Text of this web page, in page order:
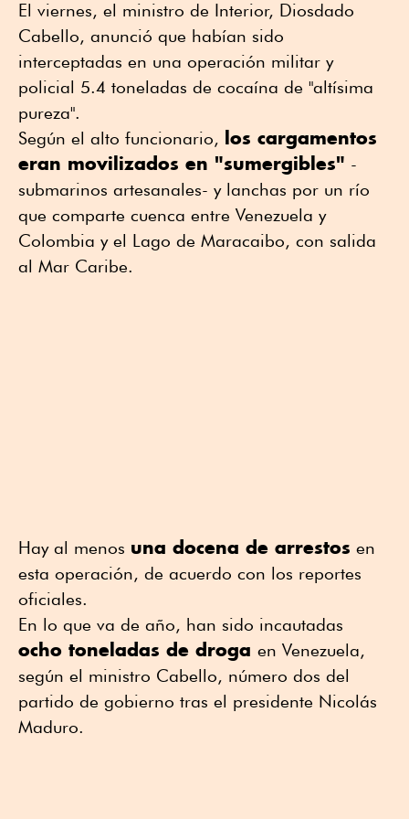
El viernes, el ministro de Interior, Diosdado
Cabello, anunció que habían sido
interceptadas en una operación militar y
policial 5.4 toneladas de cocaína de "altísima
pureza".
Según el alto funcionario, los cargamentos
eran movilizados en "sumergibles" -
submarinos artesanales- y lanchas por un río
que comparte cuenca entre Venezuela y
Colombia y el Lago de Maracaibo, con salida
al Mar Caribe.
Hay al menos una docena de arrestos en
esta operación, de acuerdo con los reportes
oficiales.
En lo que va de año, han sido incautadas
ocho toneladas de droga en Venezuela,
según el ministro Cabello, número dos del
partido de gobierno tras el presidente Nicolás
Maduro.